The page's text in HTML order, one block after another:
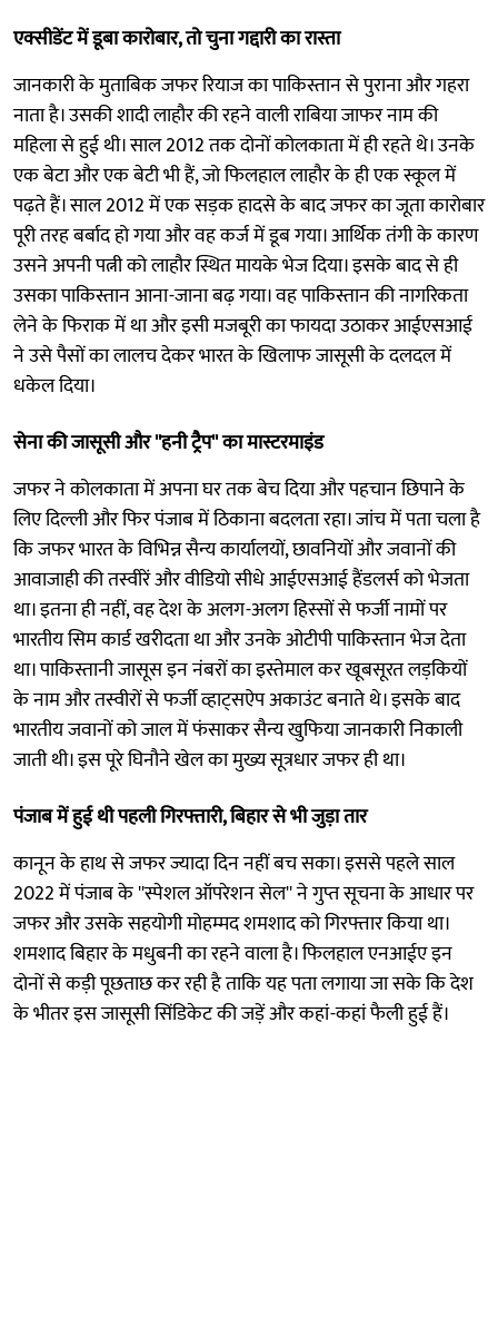
एक्सीडेंट में डूबा कारोबार, तो चुना गद्दारी का रास्ता
जानकारी के मुताबिक जफर रियाज का पाकिस्तान से पुराना और गहरा
नाता है। उसकी शादी लाहौर की रहने वाली राबिया जाफर नाम की
महिला से हुई थी। साल 2012 तक दोनों कोलकाता में ही रहते थे। उनके
एक बेटा और एक बेटी भी हैं, जो फिलहाल लाहौर के ही एक स्कूल में
पढ़ते हैं। साल 2012 में एक सड़क हादसे के बाद जफर का जूता कारोबार
पूरी तरह बर्बाद हो गया और वह कर्ज में डूब गया। आर्थिक तंगी के कारण
उसने अपनी पत्नी को लाहौर स्थित मायके भेज दिया। इसके बाद से ही
उसका पाकिस्तान आना-जाना बढ़ गया। वह पाकिस्तान की नागरिकता
लेने के फिराक में था और इसी मजबूरी का फायदा उठाकर आईएसआई
ने उसे पैसों का लालच देकर भारत के खिलाफ जासूसी के दलदल में
धकेल दिया।
सेना की जासूसी और ''हनी ट्रैप'' का मास्टरमाइंड
जफर ने कोलकाता में अपना घर तक बेच दिया और पहचान छिपाने के
लिए दिल्ली और फिर पंजाब में ठिकाना बदलता रहा। जांच में पता चला है
कि जफर भारत के विभिन्न सैन्य कार्यालयों, छावनियों और जवानों की
आवाजाही की तस्वीरें और वीडियो सीधे आईएसआई हैंडलर्स को भेजता
था। इतना ही नहीं, वह देश के अलग-अलग हिस्सों से फर्जी नामों पर
भारतीय सिम कार्ड खरीदता था और उनके ओटीपी पाकिस्तान भेज देता
था। पाकिस्तानी जासूस इन नंबरों का इस्तेमाल कर खूबसूरत लड़कियों
के नाम और तस्वीरों से फर्जी व्हाट्सऐप अकाउंट बनाते थे। इसके बाद
भारतीय जवानों को जाल में फंसाकर सैन्य खुफिया जानकारी निकाली
जाती थी। इस पूरे घिनौने खेल का मुख्य सूत्रधार जफर ही था।
पंजाब में हुई थी पहली गिरफ्तारी, बिहार से भी जुड़ा तार
कानून के हाथ से जफर ज्यादा दिन नहीं बच सका। इससे पहले साल
2022 में पंजाब के ''स्पेशल ऑपरेशन सेल'' ने गुप्त सूचना के आधार पर
जफर और उसके सहयोगी मोहम्मद शमशाद को गिरफ्तार किया था।
शमशाद बिहार के मधुबनी का रहने वाला है। फिलहाल एनआईए इन
दोनों से कड़ी पूछताछ कर रही है ताकि यह पता लगाया जा सके कि देश
के भीतर इस जासूसी सिंडिकेट की जड़ें और कहां-कहां फैली हुई हैं।